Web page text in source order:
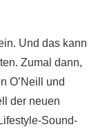
Und das kann
Zumal dann,
O’Neill und
der neuen
Sound-